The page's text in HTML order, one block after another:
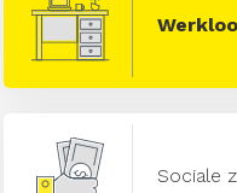
Sociale